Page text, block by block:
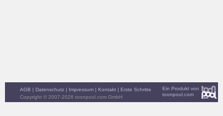
Ein Produkt von
toonpool.com
AGB | Datenschutz | Impressum | Kontakt | Erste Schritte
Copyright © 2007-2026 toonpool.com GmbH